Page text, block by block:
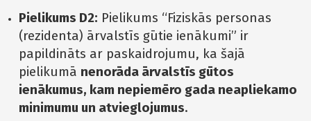
Pielikums D2: Pielikums “Fiziskās personas
(rezidenta) ārvalstīs gūtie ienākumi” ir
papildināts ar paskaidrojumu, ka šajā
pielikumā nenorāda ārvalstīs gūtos
ienākumus, kam nepiemēro gada neapliekamo
minimumu un atvieglojumus.